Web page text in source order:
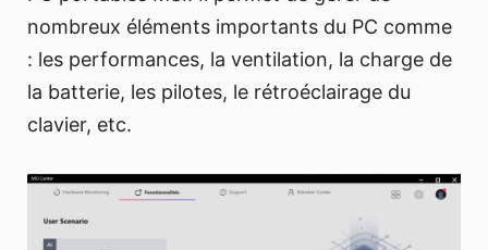
nombreux éléments importants du PC comme
: les performances, la ventilation, la charge de
la batterie, les pilotes, le rétroéclairage du
clavier, etc.